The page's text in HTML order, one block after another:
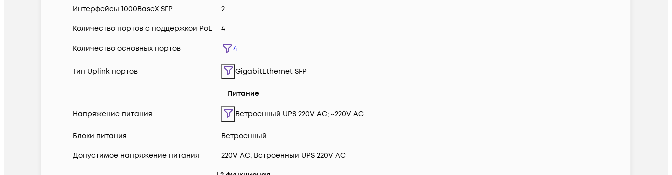
Интерфейсы 1000BaseX SFP 2
Количество портов с поддержкой PoE 4
Количество основных портов 4
Тип Uplink портов GigabitEthernet SFP
Питание
Напряжение питания Встроенный UPS 220V AC; ~220V AC
Блоки питания Встроенный
Допустимое напряжение питания 220V AC; Встроенный UPS 220V AC